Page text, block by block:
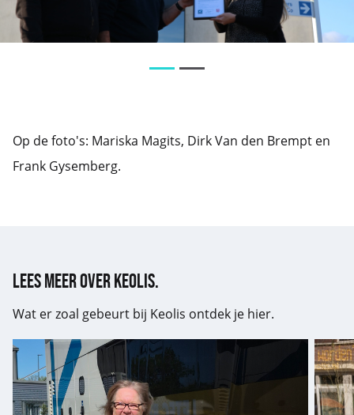
1
2
Op de foto's: Mariska Magits, Dirk Van den Brempt en
Frank Gysemberg.
Lees meer over Keolis.
Wat er zoal gebeurt bij Keolis ontdek je hier.
Een
inkijk
in
de
Keolis
zoekt
vijftig